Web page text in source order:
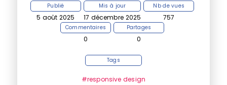
Publié
5 août 2025
Mis à jour
17 décembre 2025
Nb de vues
757
Commentaires
0
Partages
0
Tags
#responsive design